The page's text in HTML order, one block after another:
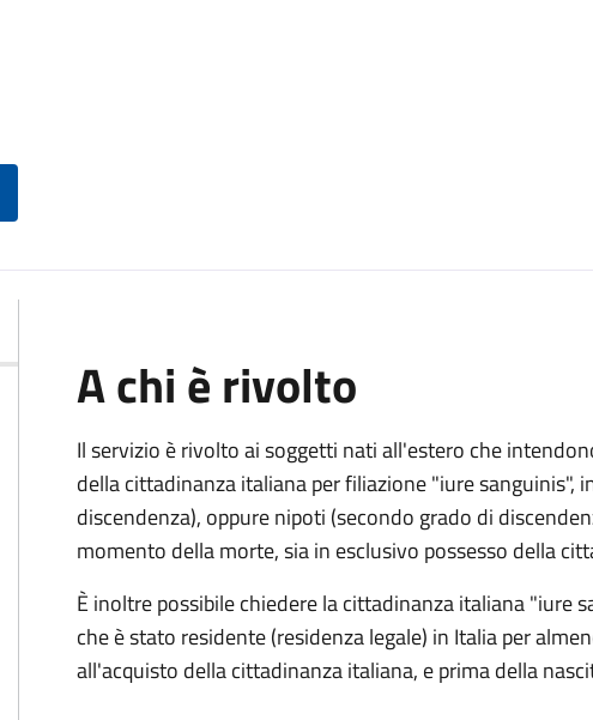
A chi è rivolto
Il servizio è rivolto ai soggetti nati all'estero che
della cittadinanza italiana per filiazione "iure sanguinis",
discendenza), oppure nipoti (secondo grado di
momento della morte, sia in esclusivo possesso della
È inoltre possibile chiedere la cittadinanza italiana "iure
che è stato residente (residenza legale) in Italia per
all'acquisto della cittadinanza italiana, e prima della